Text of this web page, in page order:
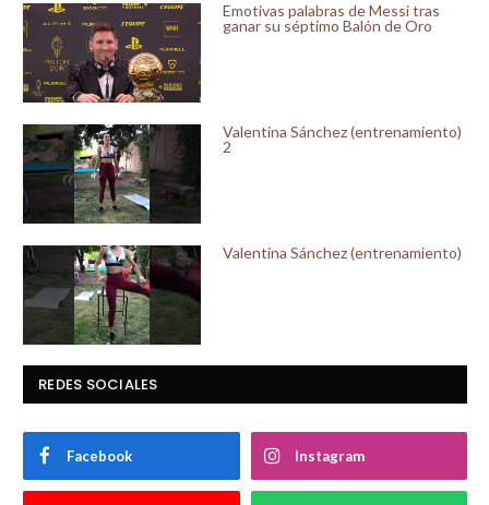
Emotivas palabras de Messi tras
ganar su séptimo Balón de Oro
Valentina Sánchez (entrenamiento)
2
Valentina Sánchez (entrenamiento)
REDES SOCIALES
Facebook Instagram